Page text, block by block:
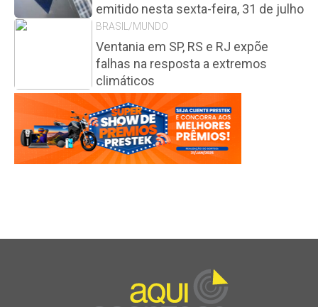
emitido nesta sexta-feira, 31 de julho
BRASIL/MUNDO
Ventania em SP, RS e RJ expõe
falhas na resposta a extremos
climáticos